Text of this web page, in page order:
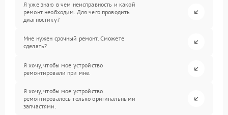
Я уже знаю в чем неисправность и какой
ремонт необходим. Для чего проводить
диагностику?
Мне нужен срочный ремонт. Сможете
сделать?
Я хочу, чтобы мое устройство
ремонтировали при мне.
Я хочу, чтобы мое устройство
ремонтировалось только оригинальными
запчастями.